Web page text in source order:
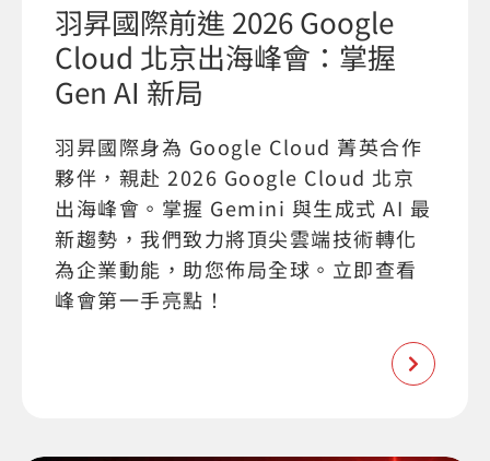
羽昇國際前進 2026 Google
Cloud 北京出海峰會：掌握
Gen AI 新局
羽昇國際身為 Google Cloud 菁英合作
夥伴，親赴 2026 Google Cloud 北京
出海峰會。掌握 Gemini 與生成式 AI 最
新趨勢，我們致力將頂尖雲端技術轉化
為企業動能，助您佈局全球。立即查看
峰會第一手亮點！